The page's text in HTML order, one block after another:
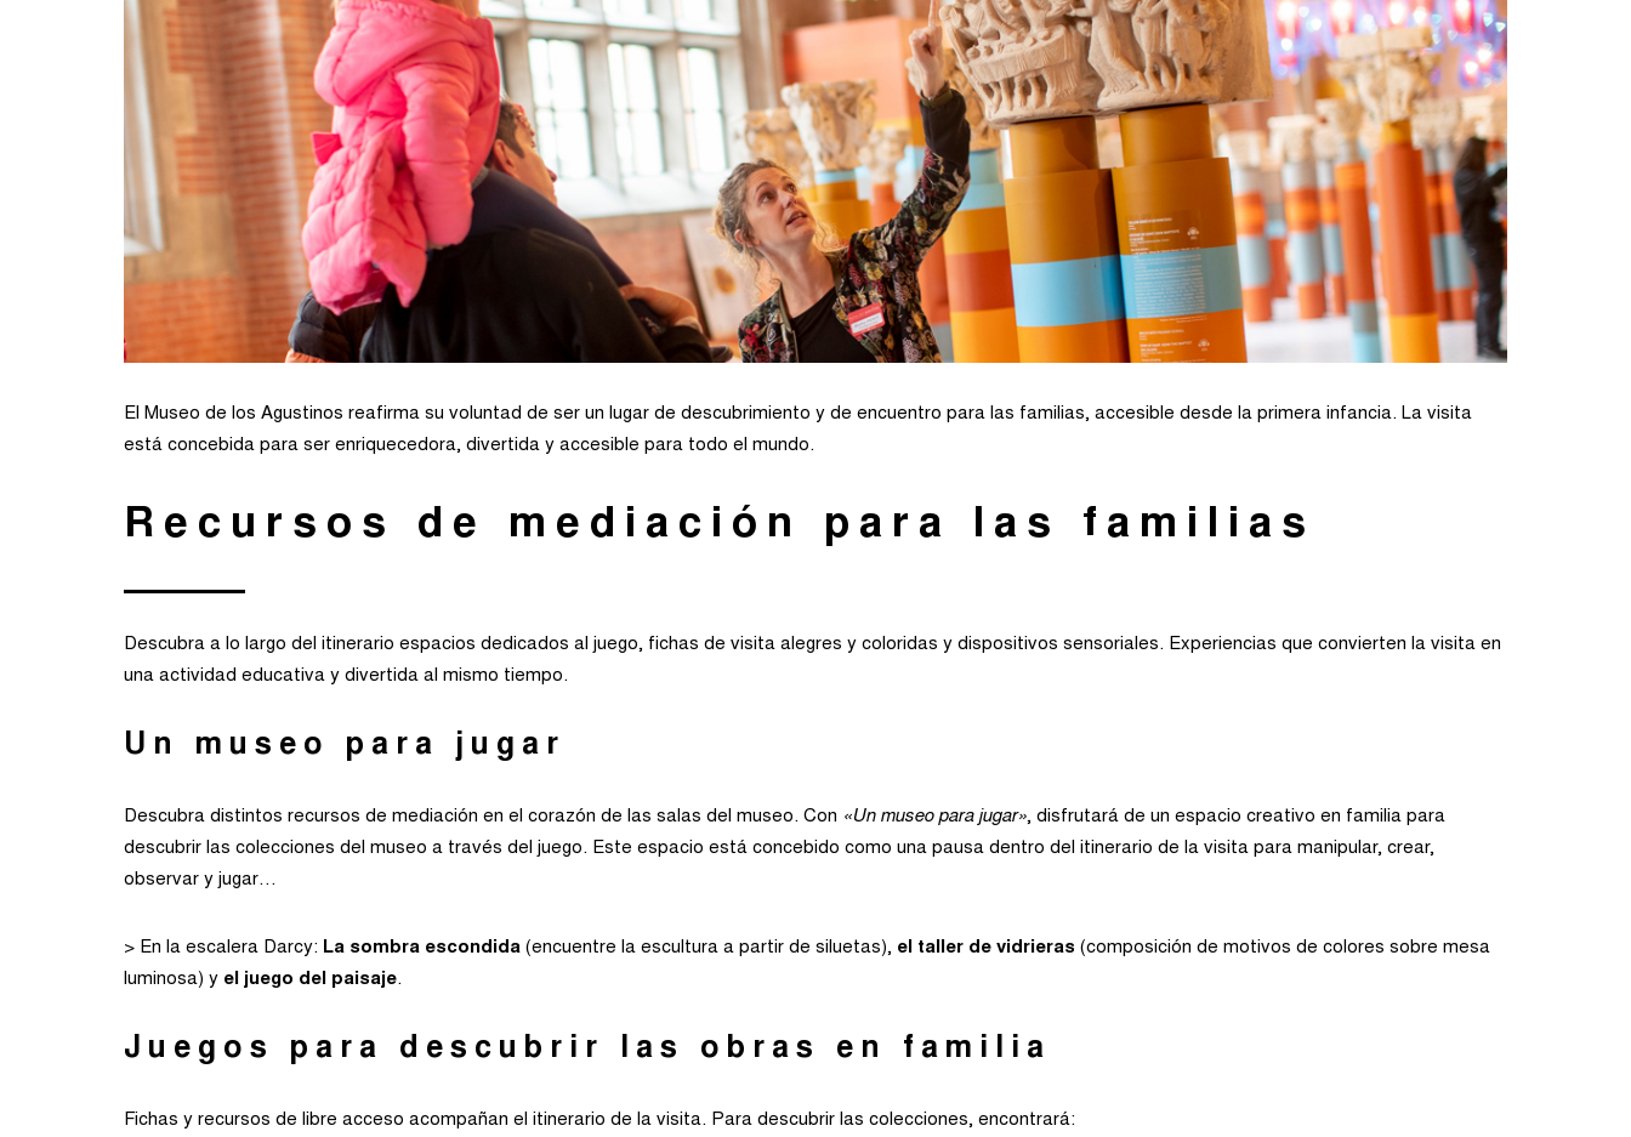
El Museo de los Agustinos reafirma su voluntad de ser un lugar de descubrimiento y de encuentro para las familias, accesible desde la primera infancia. La visita
está concebida para ser enriquecedora, divertida y accesible para todo el mundo.
Recursos de mediación para las familias
Descubra a lo largo del itinerario espacios dedicados al juego, fichas de visita alegres y coloridas y dispositivos sensoriales. Experiencias que convierten la visita en
una actividad educativa y divertida al mismo tiempo.
Un museo para jugar
Descubra distintos recursos de mediación en el corazón de las salas del museo. Con «Un museo para jugar», disfrutará de un espacio creativo en familia para
descubrir las colecciones del museo a través del juego. Este espacio está concebido como una pausa dentro del itinerario de la visita para manipular, crear,
observar y jugar…
> En la escalera Darcy: La sombra escondida (encuentre la escultura a partir de siluetas), el taller de vidrieras (composición de motivos de colores sobre mesa
luminosa) y el juego del paisaje.
Juegos para descubrir las obras en familia
Fichas y recursos de libre acceso acompañan el itinerario de la visita. Para descubrir las colecciones, encontrará: